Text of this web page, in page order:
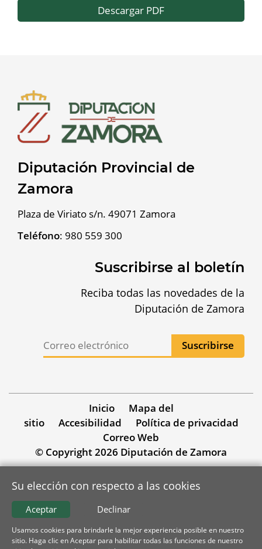
Descargar PDF
Diputación Provincial de
Zamora
Plaza de Viriato s/n. 49071 Zamora
Teléfono: 980 559 300
Suscribirse al boletín
Reciba todas las novedades de la
Diputación de Zamora
Inicio
Mapa del
sitio
Accesibilidad
Política de privacidad
Correo Web
© Copyright 2026 Diputación de Zamora
Su elección con respecto a las cookies
Declinar
Aceptar
Usamos cookies para brindarle la mejor experiencia posible en nuestro
sitio. Haga clic en Aceptar para habilitar todas las funciones de nuestro